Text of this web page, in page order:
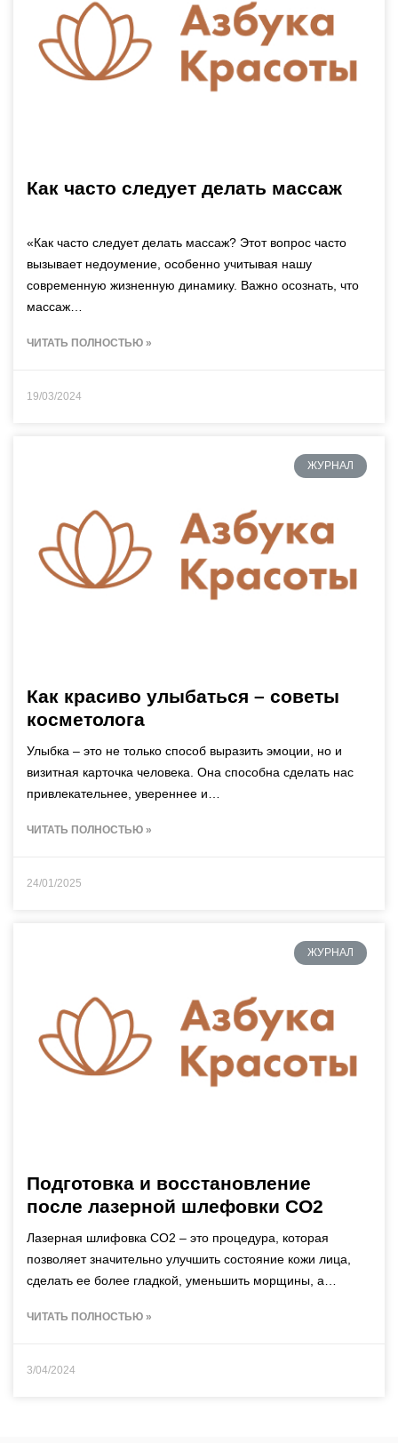
Как часто следует делать массаж
«Как часто следует делать массаж? Этот вопрос часто
вызывает недоумение, особенно учитывая нашу
современную жизненную динамику. Важно осознать, что
массаж…
ЧИТАТЬ ПОЛНОСТЬЮ »
19/03/2024
ЖУРНАЛ
Как красиво улыбаться – советы
косметолога
Улыбка – это не только способ выразить эмоции, но и
визитная карточка человека. Она способна сделать нас
привлекательнее, увереннее и…
ЧИТАТЬ ПОЛНОСТЬЮ »
24/01/2025
ЖУРНАЛ
Подготовка и восстановление
после лазерной шлефовки CO2
Лазерная шлифовка CO2 – это процедура, которая
позволяет значительно улучшить состояние кожи лица,
сделать ее более гладкой, уменьшить морщины, а…
ЧИТАТЬ ПОЛНОСТЬЮ »
3/04/2024